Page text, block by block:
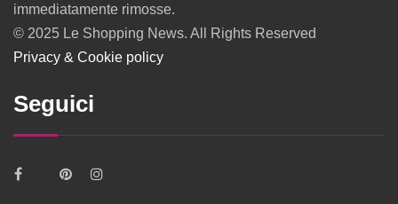
immediatamente rimosse.
© 2025 Le Shopping News. All Rights Reserved
Privacy & Cookie policy
Seguici